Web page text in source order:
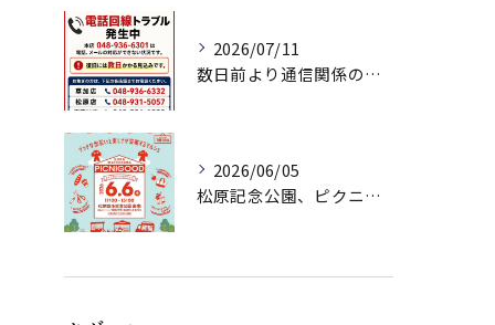
2026/07/11
数日前より通信関係の調子が悪く、ネット注文、メールでのお問い...
2026/06/05
松原記念公園、ピクニグッド様に初出店させていただきます！